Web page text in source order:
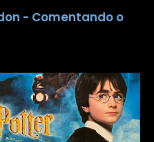
- Comentando o